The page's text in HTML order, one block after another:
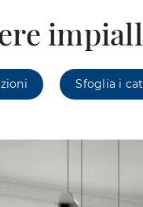
Sfoglia i